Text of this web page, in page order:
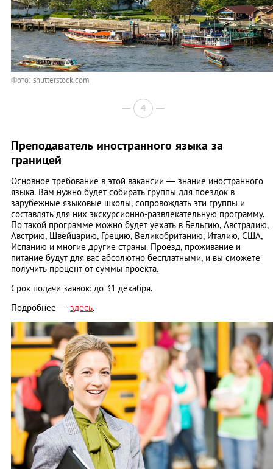
Фото: shutterstock.com
4
Преподаватель иностранного языка за
границей
Основное требование в этой вакансии — знание иностранного
языка. Вам нужно будет собирать группы для поездок в
зарубежные языковые школы, сопровождать эти группы и
составлять для них экскурсионно-развлекательную программу.
По такой программе можно будет уехать в Бельгию, Австралию,
Австрию, Швейцарию, Грецию, Великобританию, Италию, США,
Испанию и многие другие страны. Проезд, проживание и
питание будут для вас абсолютно бесплатными, и вы сможете
получить процент от суммы проекта.
Срок подачи заявок: до 31 декабря.
Подробнее — здесь.